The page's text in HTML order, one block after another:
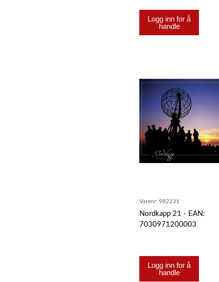
Logg inn for å
handle
Varenr: 982231
Nordkapp 21 - EAN:
7030971200003
Logg inn for å
handle